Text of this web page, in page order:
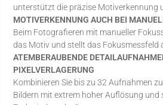
unterstützt die präzise Motiverkennung
MOTIVERKENNUNG AUCH BEI
Beim Fotografieren mit manueller
das Motiv und stellt das Fokusmessfeld
ATEMBERAUBENDE
PIXELVERLAGERUNG
Kombinieren Sie bis zu 32 Aufnahmen
Bildern mit extrem hoher Auflösung und